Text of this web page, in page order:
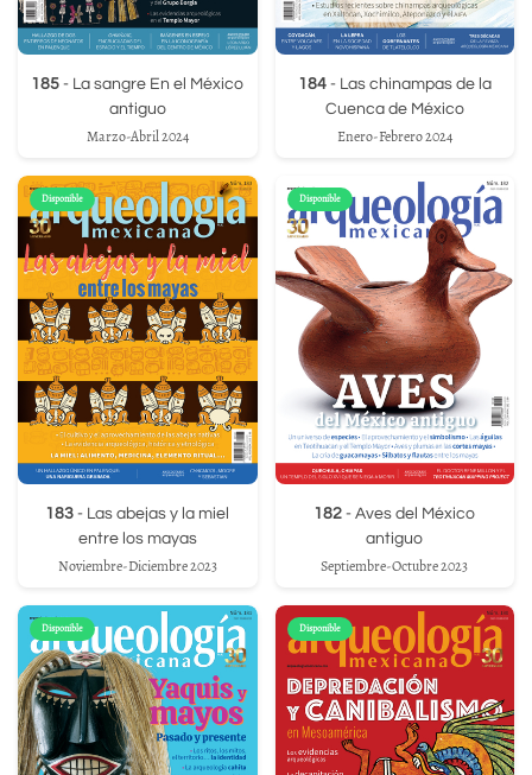
185 - La sangre En el México
antiguo
Marzo-Abril 2024
184- Las chinampas de la
Cuenca de México
Enero-Febrero 2024
Disponible
183 - Las abejas y la miel
entre los mayas
Noviembre-Diciembre 2023
Disponible
182 - Aves del México
antiguo
Septiembre-Octubre 2023
Disponible Disponible